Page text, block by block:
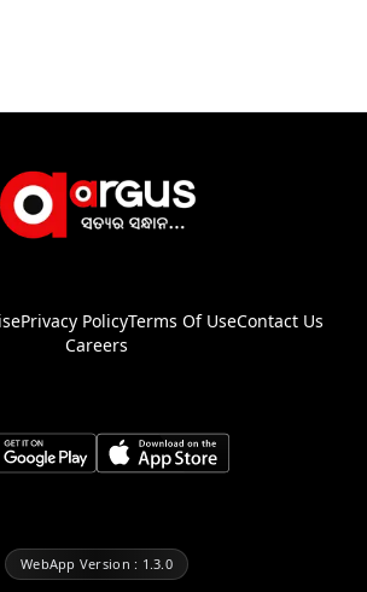
Privacy PolicyTerms Of UseContact Us
Careers
WebApp Version : 1.3.0